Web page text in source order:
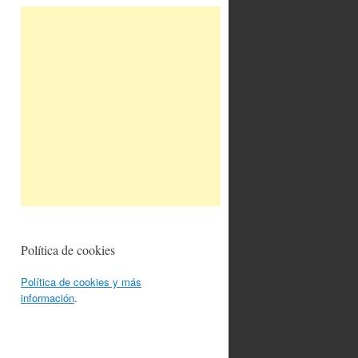
Política de cookies
Política de cookies y más
información.